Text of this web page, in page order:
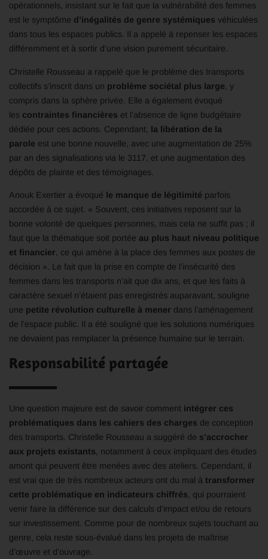
opérationnels, insistant sur le fait que la vulnérabilité des femmes
est le symptôme d’inégalités de genre systémiques véhiculées
dans tous les espaces publics. Il a appelé à repenser les espaces
différemment et à sortir d’une vision purement sécuritaire.
Christelle Rousseau a rappelé que le problème des transports
collectifs s’inscrit dans un problème sociétal plus large , y
compris dans la sphère privée. Elle a également évoqué
les contraintes financières et l’absence de ligne budgétaire
dédiée pour ces actions. Cependant,
la libération de la
parole est une bonne nouvelle, avec une augmentation de 25%
par an des signalisations via le 3117, et une augmentation des
dépôts de plainte et des témoignages.
Anouk Exertier a évoqué le manque de légitimité parfois
accordée à ce sujet. « Souvent, ces initiatives reposent sur la
bonne volonté de quelques personnes, mais cela ne suffit pas ; il
faut que la thématique soit portée au plus haut niveau politique
et financier, ce qui amène à la place des femmes aux postes de
décision ». Le fait que la prise en compte de l’insécurité des
femmes dans les transports n’ait que dix ans, et que les faits à
caractère sexuel n’étaient pas enregistrés auparavant, souligne
une petite révolution culturelle à mener dans l’aménagement
de l’espace public. Il a été souligné que les solutions numériques
ne devaient pas remplacer la présence humaine sur le terrain.
Responsabilité partagée
Une question majeure est de savoir comment intégrer ces
problématiques dans les cahiers des charges de conception
des transports. Christelle Rousseau a suggéré de s’accrocher
aux projets existants , notamment à ceux impliquant des études
amont qui peuvent être menées avec des ateliers. Cependant, il
est vrai que de très nombreux acteurs ont du mal à transformer
cette problématique en indicateurs chiffrés , qui pourraient
venir faire la différence sur des calculs d’impact et/ou de retours
sur investissement. Comme pour de nombreux sujets touchant au
genre, cela reste sous-évalué dans les projets de maîtrise
d’œuvre et d’ouvrage.